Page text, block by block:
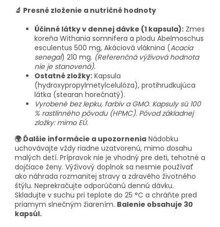
🔬 Presné zloženie a nutričné hodnoty
Účinné látky v dennej dávke (1 kapsula): Zmes
koreňa Withania somnifera a plodu Abelmoschus
esculentus 500 mg, Akáciová vláknina (Acacia
senegal) 210 mg. (Referenčná výživová hodnota
nie je stanovená).
Ostatné zložky: Kapsula
(hydroxypropylmetylcelulóza), protihrudkujúca
látka (stearan horečnatý).
Vyrobené bez lepku, farbív a GMO. Kapsuly sú 100
% rastlinného pôvodu (HPMC). Pôvod základnej
zložky: mimo EÚ.
🌍 Ďalšie informácie a upozornenia Nádobku
uchovávajte vždy riadne uzatvorenú, mimo dosahu
malých detí. Prípravok nie je vhodný pre deti, tehotné a
dojčiace ženy. Výživový doplnok sa nesmie používať
ako náhrada rozmanitej stravy a zdravého životného
štýlu. Neprekračujte odporúčanú dennú dávku.
Skladujte v suchu pri teplote do 25 °C a chráňte pred
priamym slnečným žiarením. Balenie obsahuje 30
kapsúl.